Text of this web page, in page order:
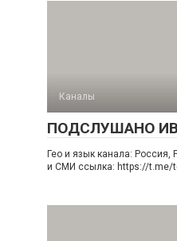
Каналы
ПОДСЛУШАНО
Гео и язык канала: Россия,
и СМИ ссылка: https://t.me/